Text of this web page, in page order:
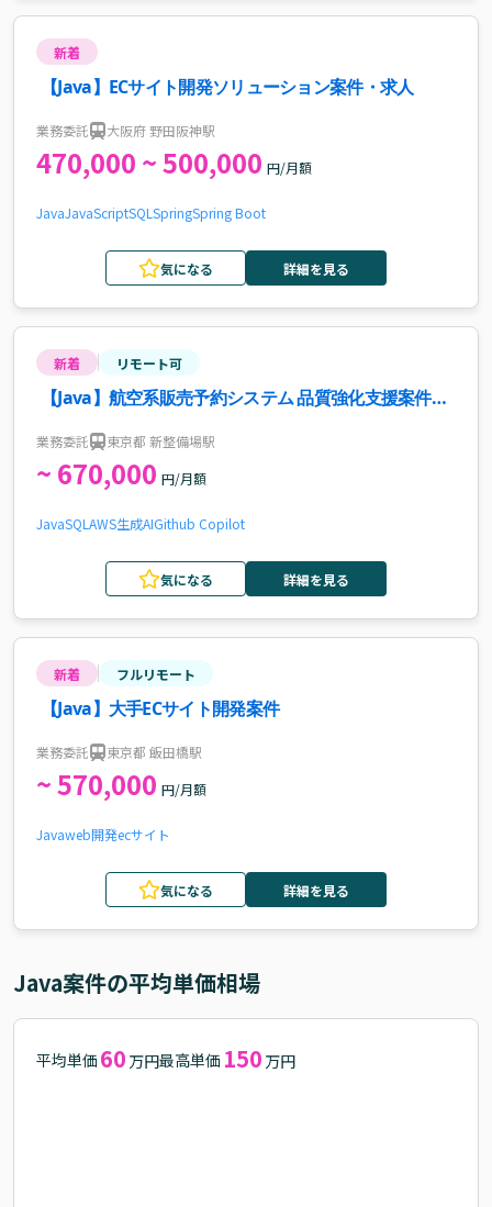
新着
【Java】ECサイト開発ソリューション案件・求人
業務委託 大阪府 野田阪神駅
470,000 ~ 500,000 円/月額
JavaJavaScriptSQL SpringSpring Boot
気になる 詳細を見る
新着 リモート可
【Java】航空系販売予約システム 品質強化支援案件・
業務委託 東京都 新整備場駅
~ 670,000 円/月額
JavaSQL AWS生成AIGithub Copilot
気になる 詳細を見る
新着 フルリモート
【Java】大手ECサイト開発案件
業務委託 東京都 飯田橋駅
~ 570,000 円/月額
Javaweb開発ecサイト
気になる 詳細を見る
Java案件の平均単価相場
平均単価 60 万円最高単価 150 万円